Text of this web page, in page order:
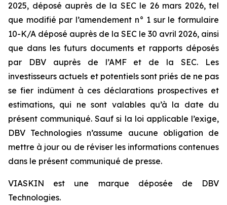
2025, déposé auprès de la SEC le 26 mars 2026, tel
que modifié par l’amendement n° 1 sur le formulaire
10-K/A déposé auprès de la SEC le 30 avril 2026, ainsi
que dans les futurs documents et rapports déposés
par DBV auprès de l’AMF et de la SEC. Les
investisseurs actuels et potentiels sont priés de ne pas
se fier indûment à ces déclarations prospectives et
estimations, qui ne sont valables qu’à la date du
présent communiqué. Sauf si la loi applicable l’exige,
DBV Technologies n’assume aucune obligation de
mettre à jour ou de réviser les informations contenues
dans le présent communiqué de presse.
VIASKIN est une marque déposée de DBV
Technologies.